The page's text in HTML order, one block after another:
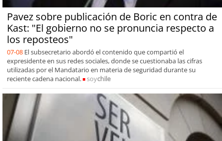
Pavez sobre publicación de Boric en contra de
Kast: "El gobierno no se pronuncia respecto a
los reposteos"
07-08 El subsecretario abordó el contenido que compartió el
expresidente en sus redes sociales, donde se cuestionaba las cifras
utilizadas por el Mandatario en materia de seguridad durante su
reciente cadena nacional.
soychile